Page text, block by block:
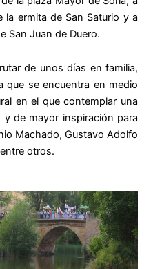
ermita de San Saturio y a
San Juan de Duero.
de unos días en familia,
que se encuentra en medio
en el que contemplar una
de mayor inspiración para
Machado, Gustavo Adolfo
otros.